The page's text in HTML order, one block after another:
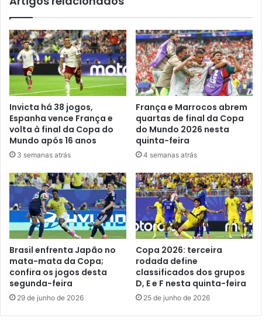
Invicta há 38 jogos,
Espanha vence França e
volta à final da Copa do
Mundo após 16 anos
3 semanas atrás
França e Marrocos abrem
quartas de final da Copa
do Mundo 2026 nesta
quinta-feira
4 semanas atrás
Brasil enfrenta Japão no
mata-mata da Copa;
confira os jogos desta
segunda-feira
29 de junho de 2026
Copa 2026: terceira
rodada define
classificados dos grupos
D, E e F nesta quinta-feira
25 de junho de 2026